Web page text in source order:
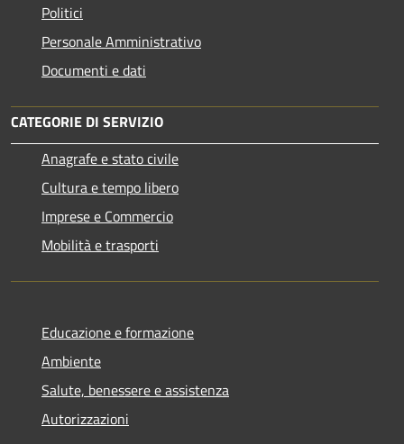
Politici
Personale Amministrativo
Documenti e dati
CATEGORIE DI SERVIZIO
Anagrafe e stato civile
Cultura e tempo libero
Imprese e Commercio
Mobilità e trasporti
Educazione e formazione
Ambiente
Salute, benessere e assistenza
Autorizzazioni